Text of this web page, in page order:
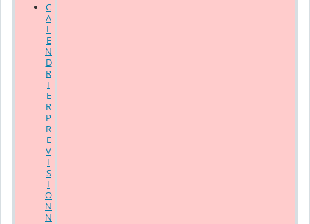
C
A
L
E
N
D
R
I
E
R
P
R
E
V
I
S
I
O
N
N